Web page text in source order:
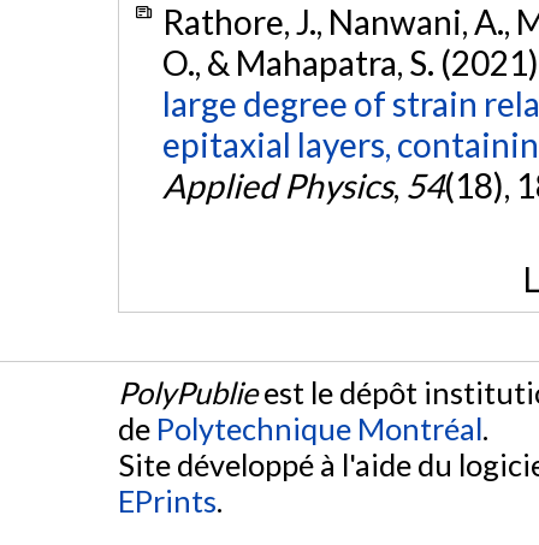
Rathore, J., Nanwani, A.,
O., & Mahapatra, S.
large degree of strain
epitaxial layers,
Applied Physics, 54(18),
PolyPublieest le dépôt
de Polytechnique Montréal.
Site développé à l'aide du
EPrints.